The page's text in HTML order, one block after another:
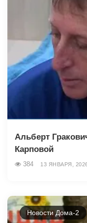
Альберт
Карповой
384 13 ЯНВАРЯ,
Новости Дома-2